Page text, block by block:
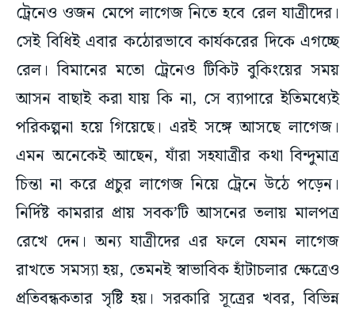
ট্রেনেও ওজন মেপে লাগেজ নিতে হবে রেল যাত্রীদের।
সেই বিধিই এবার কঠোরভাবে কার্যকরের দিকে এগচ্ছে
রেল। বিমানের মতো ট্রেনেও টিকিট বুকিংয়ের সময়
আসন বাছাই করা যায় কি না, সে ব্যাপারে ইতিমধ্যেই
পরিকল্পনা হয়ে গিয়েছে। এরই সঙ্গে আসছে লাগেজ।
এমন অনেকেই আছেন, যাঁরা সহযাত্রীর কথা বিন্দুমাত্র
চিন্তা না করে প্রচুর লাগেজ নিয়ে ট্রেনে উঠে পড়েন।
নির্দিষ্ট কামরার প্রায় সবক’টি আসনের তলায় মালপত্র
রেখে দেন। অন্য যাত্রীদের এর ফলে যেমন লাগেজ
রাখতে সমস্যা হয়, তেমনই স্বাভাবিক হাঁটাচলার ক্ষেত্রেও
প্রতিবন্ধকতার সৃষ্টি হয়। সরকারি সূত্রের খবর, বিভিন্ন